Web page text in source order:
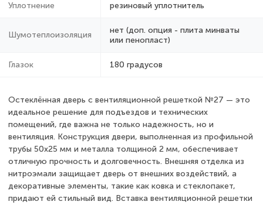
Уплотнение резиновый уплотнитель
Шумотеплоизоляция
нет (доп. опция - плита минваты
или пенопласт)
Глазок 180 градусов
Остеклённая дверь с вентиляционной решеткой №27 — это
идеальное решение для подъездов и технических
помещений, где важна не только надежность, но и
вентиляция. Конструкция двери, выполненная из профильной
трубы 50x25 мм и металла толщиной 2 мм, обеспечивает
отличную прочность и долговечность. Внешняя отделка из
нитроэмали защищает дверь от внешних воздействий, а
декоративные элементы, такие как ковка и стеклопакет,
придают ей стильный вид. Вставка вентиляционной решетки